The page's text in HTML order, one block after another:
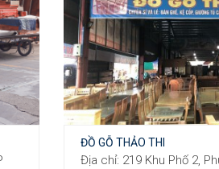
ĐỒ GỖ THẢO THI
Địa chỉ: 219 Khu Phố 2,